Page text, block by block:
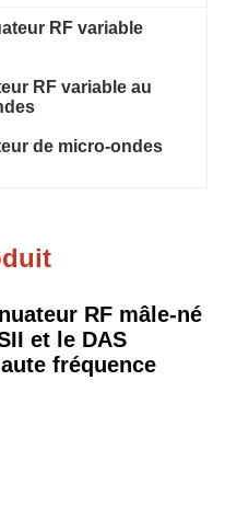
RF variable
RF variable au
de micro-ondes
RF mâle-né
et le DAS
fréquence